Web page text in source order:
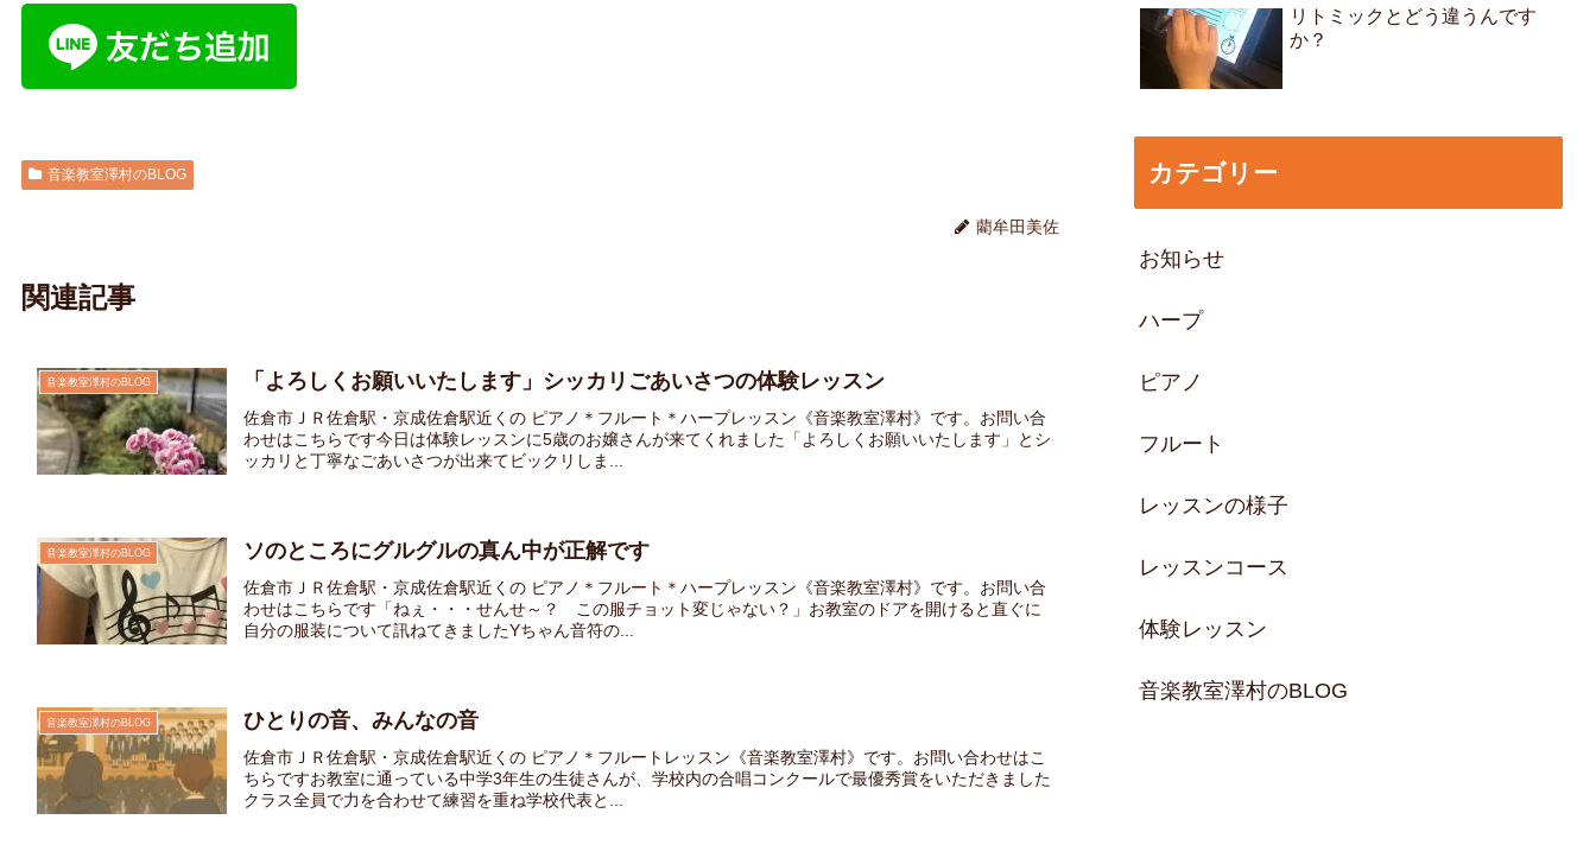
音楽教室澤村のBLOG
藺牟田美佐
関連記事
音楽教室澤村のBLOG 「よろしくお願いいたします」シッカリごあいさつの体験レッスン
佐倉市ＪＲ佐倉駅・京成佐倉駅近くの ピアノ＊フルート＊ハープレッスン《音楽教室澤村》です。お問い合
わせはこちらです今日は体験レッスンに5歳のお嬢さんが来てくれました「よろしくお願いいたします」とシ
ッカリと丁寧なごあいさつが出来てビックリしま...
音楽教室澤村のBLOG ソのところにグルグルの真ん中が正解です
佐倉市ＪＲ佐倉駅・京成佐倉駅近くの ピアノ＊フルート＊ハープレッスン《音楽教室澤村》です。お問い合
わせはこちらです「ねぇ・・・せんせ～？ この服チョット変じゃない？」お教室のドアを開けると直ぐに
自分の服装について訊ねてきましたYちゃん音符の...
音楽教室澤村のBLOG ひとりの音、みんなの音
佐倉市ＪＲ佐倉駅・京成佐倉駅近くの ピアノ＊フルートレッスン《音楽教室澤村》です。お問い合わせはこ
ちらですお教室に通っている中学3年生の生徒さんが、学校内の合唱コンクールで最優秀賞をいただきました
クラス全員で力を合わせて練習を重ね学校代表と...
リトミックとどう違うんです
か？
カテゴリー
お知らせ
ハープ
ピアノ
フルート
レッスンの様子
レッスンコース
体験レッスン
音楽教室澤村のBLOG